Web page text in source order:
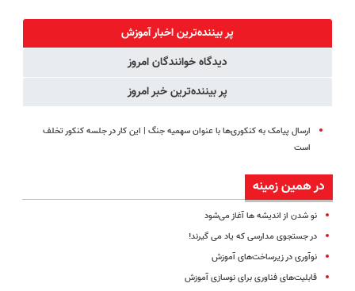
به مدت
محدود)
پرداخت
اقساطی 💳 📍
تهران
پرداخت قسطی
پر بیننده‌ترین اخبار آموزش
دیدگاه خوانندگان امروز
پر بیننده‌ترین خبر امروز
ارسال پیامک به کنکوری‌ها با عنوان سهمیه جنگ | این کار در جلسه کنکور تخلف
است
در همین زمینه
نو شدن از اندیشه ها آغاز می‌شود
در جستجوی مدارسی که یاد می گیرند!
نوآوری در زیرساخت‌های آموزش
قابلیت‌های فناوری برای نوسازی آموزش